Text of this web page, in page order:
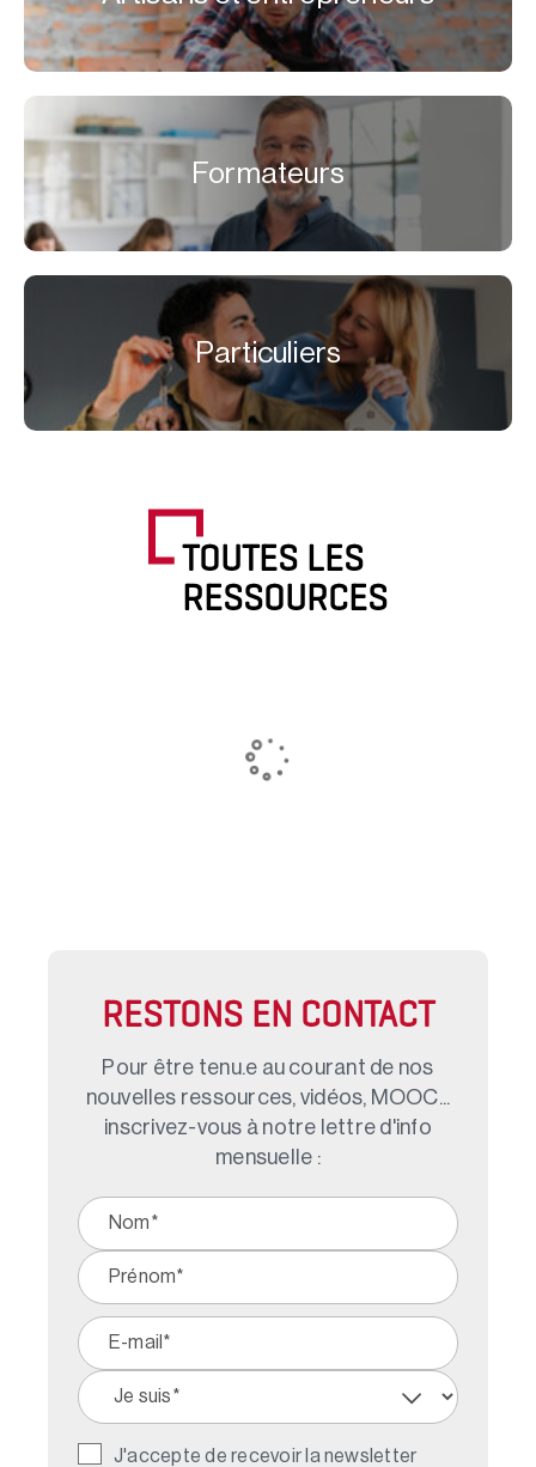
Formateurs
Particuliers
TOUTES LES
RESSOURCES
RESTONS EN CONTACT
Pour être tenu.e au courant de nos
nouvelles ressources, vidéos, MOOC...
inscrivez-vous à notre lettre d'info
mensuelle :
J'accepte de recevoir la newsletter